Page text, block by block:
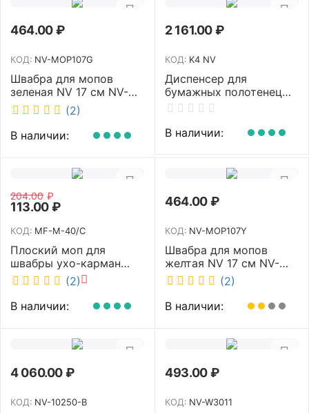
464.00₽
КОД: NV-MOP107G
Швабра для мопов
зеленая NV 17 см NV-
MOP107G (2)
В наличии:
2 161.00₽
КОД: K4 NV
Диспенсер для
бумажных полотенец
NV белый K4 NV
В наличии:
204.00 ₽
113.00₽
КОД: MF-M-40/C
Плоский моп для
швабры ухо-карман
белый 40 см NV MF-M-
40/C
(2)
В наличии:
464.00₽
КОД: NV-MOP107Y
Швабра для мопов
желтая NV 17 см NV-
MOP107Y (2)
В наличии:
4 060.00₽
КОД: NV-10250-B
493.00₽
КОД: NV-W3011